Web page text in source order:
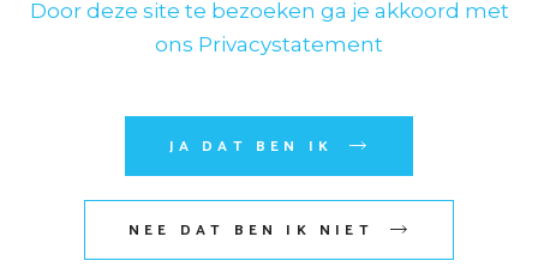
Door deze site te bezoeken ga je akkoord met
ons Privacystatement
JA DAT BEN IK
NEE DAT BEN IK NIET